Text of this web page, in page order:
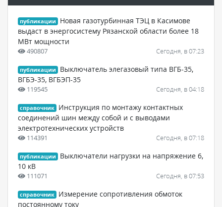
публикации
Новая газотурбинная ТЭЦ в Касимове
выдаст в энергосистему Рязанской области более 18
МВт мощности
490807 Сегодня, в 07:23
публикации
Выключатель элегазовый типа ВГБ-35,
ВГБЭ-35, ВГБЭП-35
119545 Сегодня, в 04:18
справочник
Инструкция по монтажу контактных
соединений шин между собой и с выводами
электротехнических устройств
114391 Сегодня, в 07:18
публикации
Выключатели нагрузки на напряжение 6,
10 кВ
111071 Сегодня, в 07:53
справочник
Измерение сопротивления обмоток
постоянному току